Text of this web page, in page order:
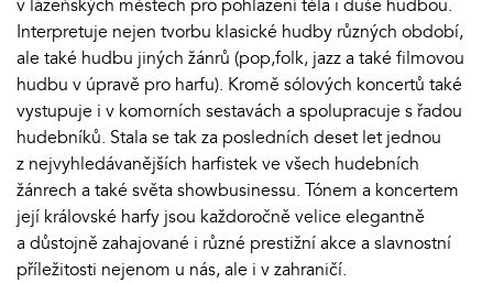
v lázeňských městech pro pohlazení těla i duše hudbou.
Interpretuje nejen tvorbu klasické hudby různých období,
ale také hudbu jiných žánrů (pop,folk, jazz a také filmovou
hudbu v úpravě pro harfu). Kromě sólových koncertů také
vystupuje i v komorních sestavách a spolupracuje s řadou
hudebníků. Stala se tak za posledních deset let jednou
z nejvyhledávanějších harfistek ve všech hudebních
žánrech a také světa showbusinessu. Tónem a koncertem
její královské harfy jsou každoročně velice elegantně
a důstojně zahajované i různé prestižní akce a slavnostní
příležitosti nejenom u nás, ale i v zahraničí.